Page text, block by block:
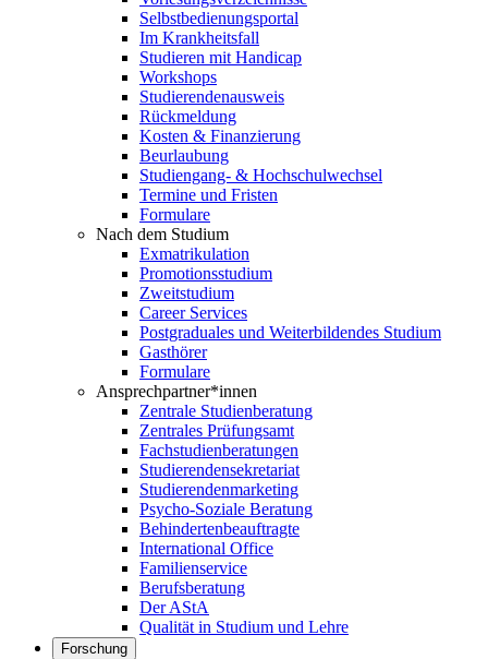
Selbstbedienungsportal
Im Krankheitsfall
Studieren mit Handicap
Workshops
Studierendenausweis
Rückmeldung
Kosten & Finanzierung
Beurlaubung
Studiengang- & Hochschulwechsel
Termine und Fristen
Formulare
Nach dem Studium
Exmatrikulation
Promotionsstudium
Zweitstudium
Career Services
Postgraduales und Weiterbildendes Studium
Gasthörer
Formulare
Ansprechpartner*innen
Zentrale Studienberatung
Zentrales Prüfungsamt
Fachstudienberatungen
Studierendensekretariat
Studierendenmarketing
Psycho-Soziale Beratung
Behindertenbeauftragte
International Office
Familienservice
Berufsberatung
Der AStA
Qualität in Studium und Lehre
Forschung